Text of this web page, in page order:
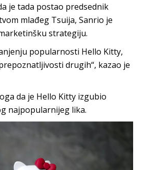
je tada postao predsednik
mlađeg Tsuija, Sanrio je
strategiju.
popularnosti Hello Kitty,
drugih“, kazao je
da je Hello Kitty izgubio
najpopularnijeg lika.